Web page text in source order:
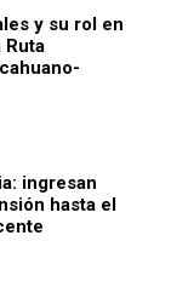
y su rol en
Ruta
ingresan
hasta el